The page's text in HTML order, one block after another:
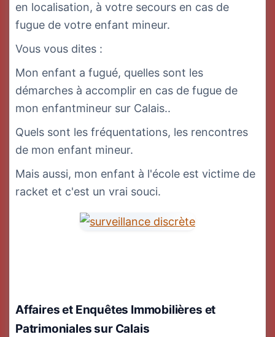
en localisation, à votre secours en cas de
fugue de votre enfant mineur.
Vous vous dites :
Mon enfant a fugué, quelles sont les
démarches à accomplir en cas de fugue de
mon enfantmineur sur Calais..
Quels sont les fréquentations, les rencontres
de mon enfant mineur.
Mais aussi, mon enfant à l'école est victime de
racket et c'est un vrai souci.
Affaires et Enquêtes Immobilières et
Patrimonialessur Calais